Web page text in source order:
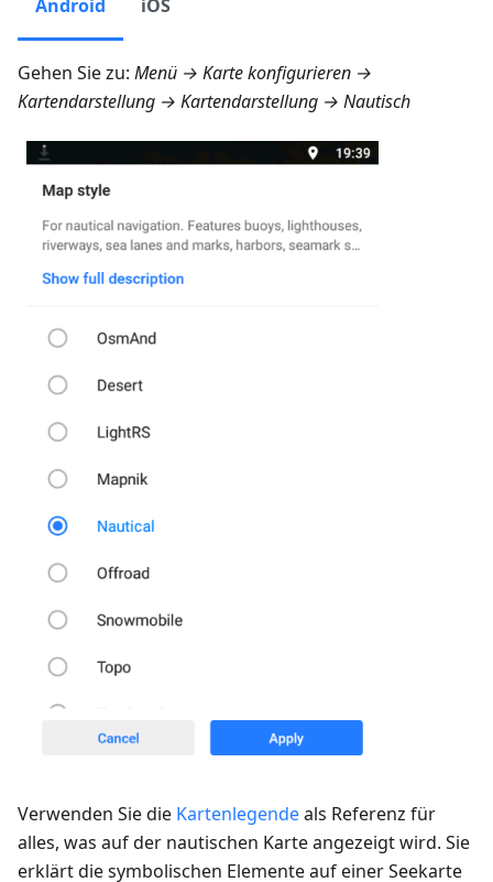
Android iOS
Gehen Sie zu: Menü → Karte konfigurieren →
Kartendarstellung → Kartendarstellung → Nautisch
Verwenden Sie die Kartenlegendeals Referenz für
alles, was auf der nautischen Karte angezeigt wird. Sie
erklärt die symbolischen Elemente auf einer Seekarte